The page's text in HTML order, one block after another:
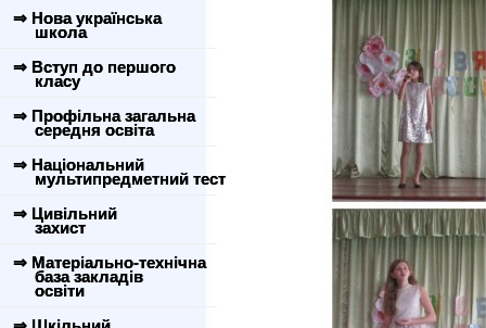
⇒ Нова українська
школа
⇒ Вступ до першого
класу
⇒ Профільна загальна
середня освіта
⇒ Національний
мультипредметний тест
⇒ Цивільний
захист
⇒ Матеріально-технічна
база закладів
освіти